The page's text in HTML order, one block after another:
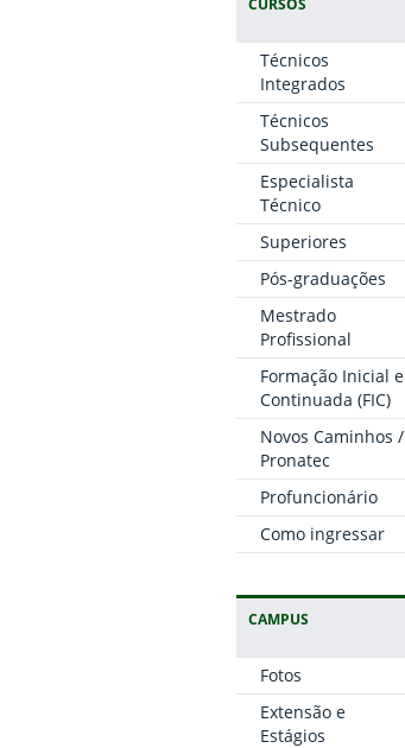
Técnicos
Integrados
Técnicos
Subsequentes
Especialista
Técnico
Superiores
Pós-graduações
Mestrado
Profissional
Formação Inicial e
Continuada (FIC)
Novos Caminhos /
Pronatec
Profuncionário
Como ingressar
CAMPUS
Fotos
Extensão e
Estágios